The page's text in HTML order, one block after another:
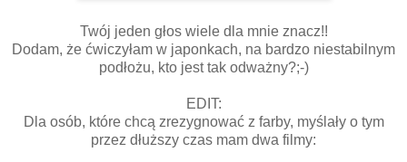
Twój jeden głos wiele dla mnie znacz!!
Dodam, że ćwiczyłam w japonkach, na bardzo niestabilnym
podłożu, kto jest tak odważny?;-)
EDIT:
Dla osób, które chcą zrezygnować z farby, myślały o tym
przez dłuższy czas mam dwa filmy: